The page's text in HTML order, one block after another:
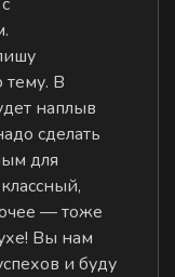
тему. В
наплыв
сделать
для
— тоже
Вы нам
и буду